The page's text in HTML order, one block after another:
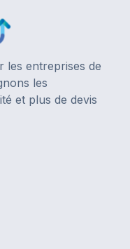
les entreprises de
les
et plus de devis